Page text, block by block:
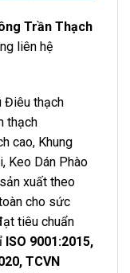
Trần Thạch
liên hệ
Điêu thạch
thạch
cao, Khung
, Keo Dán Phào
xuất theo
cho sức
tiêu chuẩn
ISO 9001:2015,
TCVN